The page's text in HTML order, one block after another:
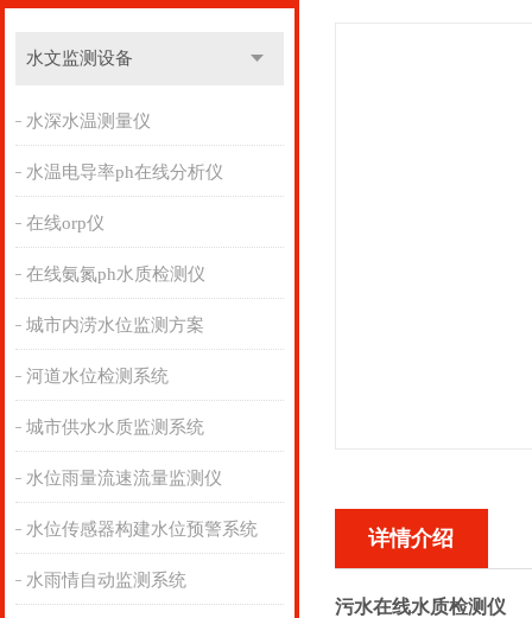
水文监测设备
水深水温测量仪
水温电导率ph在线分析仪
在线orp仪
在线氨氮ph水质检测仪
城市内涝水位监测方案
河道水位检测系统
城市供水水质监测系统
水位雨量流速流量监测仪
水位传感器构建水位预警系统
水雨情自动监测系统
详情介绍
污水在线水质检测仪